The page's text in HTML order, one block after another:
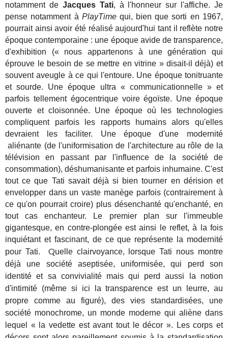
notamment de Jacques Tati, à l'honneur sur l'affiche. Je
pense notamment à PlayTimequi, bien que sorti en 1967,
pourrait ainsi avoir été réalisé aujourd'hui tant il reflète notre
époque contemporaine : une époque avide de transparence,
d'exhibition (« nous appartenons à une génération qui
éprouve le besoin de se mettre en vitrine » disait-il déjà) et
souvent aveugle à ce qui l'entoure. Une époque tonitruante
et sourde. Une époque ultra « communicationnelle » et
parfois tellement égocentrique voire égoïste. Une époque
ouverte et cloisonnée. Une époque où les technologies
compliquent parfois les rapports humains alors qu'elles
devraient les faciliter. Une époque d'une modernité
aliénante (de l'uniformisation de l'architecture au rôle de la
télévision en passant par l'influence de la société de
consommation), déshumanisante et parfois inhumaine. C'est
tout ce que Tati savait déjà si bien tourner en dérision et
envelopper dans un vaste manège parfois (contrairement à
ce qu'on pourrait croire) plus désenchanté qu'enchanté, en
tout cas enchanteur. Le premier plan sur l'immeuble
gigantesque, en contre-plongée est ainsi le reflet, à la fois
inquiétant et fascinant, de ce que représente la modernité
pour Tati. Quelle clairvoyance, lorsque Tati nous montre
déjà une société aseptisée, uniformisée, qui perd son
identité et sa convivialité mais qui perd aussi la notion
d'intimité (même si ici la transparence est un leurre, au
propre comme au figuré), des vies standardisées, une
société monochrome, un monde moderne qui aliène dans
lequel « la vedette est avant tout le décor ». Les corps et